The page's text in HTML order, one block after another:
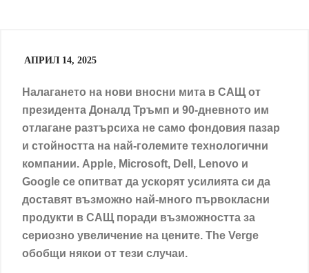
АПРИЛ 14, 2025
Налагането на нови вносни мита в САЩ от
президента Доналд Тръмп и 90-дневното им
отлагане разтърсиха не само фондовия пазар
и стойността на най-големите технологични
компании. Apple, Microsoft, Dell, Lenovo и
Google се опитват да ускорят усилията си да
доставят възможно най-много първокласни
продукти в САЩ поради възможността за
сериозно увеличение на цените. The Verge
обобщи някои от тези случаи.